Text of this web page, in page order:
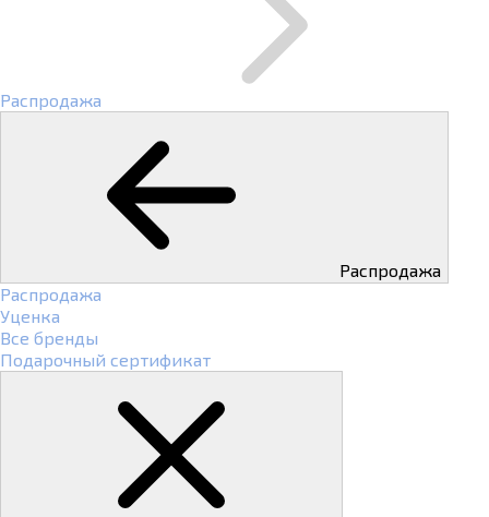
Распродажа
Распродажа
Распродажа
Уценка
Все бренды
Подарочный сертификат